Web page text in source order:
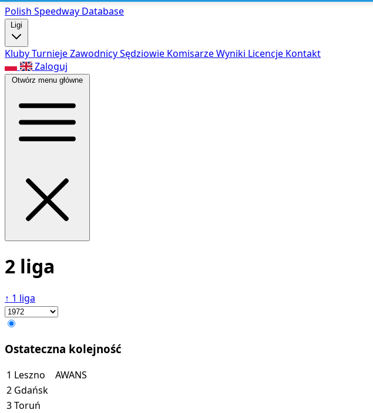
Polish Speedway Database
Ligi
KlubyTurniejeZawodnicySędziowie KomisarzeWyniki Licencje Kontakt
Zaloguj
Otwórz menu główne
2 liga
↑ 1 liga
Ostateczna kolejność
1 Leszno
AWANS
2 Gdańsk
3Toruń